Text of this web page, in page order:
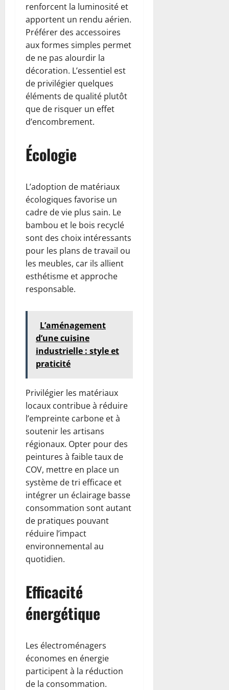
renforcent la luminosité et
apportent un rendu aérien.
Préférer des accessoires
aux formes simples permet
de ne pas alourdir la
décoration. L’essentiel est
de privilégier quelques
éléments de qualité plutôt
que de risquer un effet
d’encombrement.
Écologie
L’adoption de matériaux
écologiques favorise un
cadre de vie plus sain. Le
bambou et le bois recyclé
sont des choix intéressants
pour les plans de travail ou
les meubles, car ils allient
esthétisme et approche
responsable.
L’aménagement
d’une cuisine
industrielle : style et
praticité
Privilégier les matériaux
locaux contribue à réduire
l’empreinte carbone et à
soutenir les artisans
régionaux. Opter pour des
peintures à faible taux de
COV, mettre en place un
système de tri efficace et
intégrer un éclairage basse
consommation sont autant
de pratiques pouvant
réduire l’impact
environnemental au
quotidien.
Efficacité
énergétique
Les électroménagers
économes en énergie
participent à la réduction
de la consommation.